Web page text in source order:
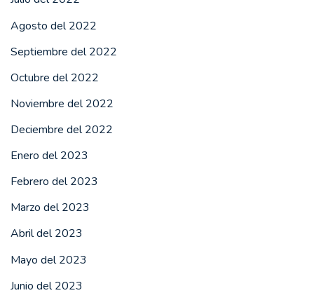
Agosto del 2022
Septiembre del 2022
Octubre del 2022
Noviembre del 2022
Deciembre del 2022
Enero del 2023
Febrero del 2023
Marzo del 2023
Abril del 2023
Mayo del 2023
Junio del 2023